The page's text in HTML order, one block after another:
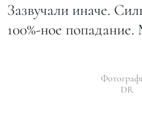
Зазвучали иначе.
100%-ное
DR